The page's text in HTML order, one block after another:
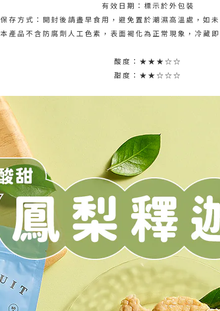
有效日期：標示於外包裝
保存方式：開封後請盡早食用，避免置於潮濕高溫處，如
本產品不含防腐劑人工色素，表面褐化為正常現象，冷藏
酸度：★★★☆☆
甜度：★★☆☆☆